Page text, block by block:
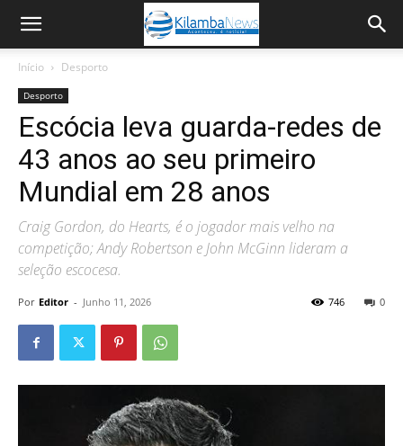
Início Desporto
Desporto
Escócia leva guarda-redes de
43 anos ao seu primeiro
Mundial em 28 anos
Craig Gordon, do Hearts, é o jogador mais velho na
competição; Andy Robertson e John McGinn lideram a
seleção escocesa.
Por Editor - Junho 11, 2026 0
746